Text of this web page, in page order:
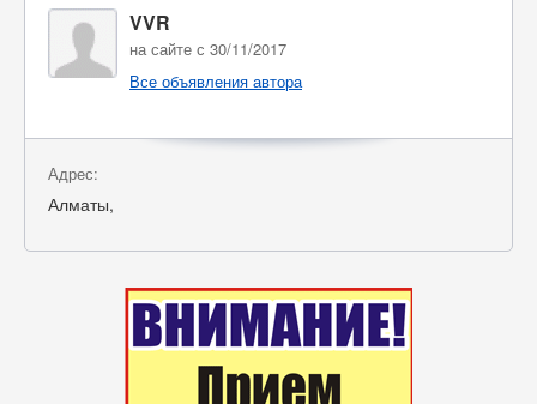
VVR
на сайте с 30/11/2017
Все объявления автора
Адрес:
Алматы,